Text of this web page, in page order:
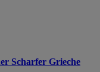
Scharfer Grieche